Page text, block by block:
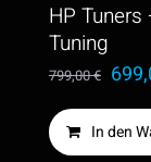
HP
Tuning
799,00€
war:
In den